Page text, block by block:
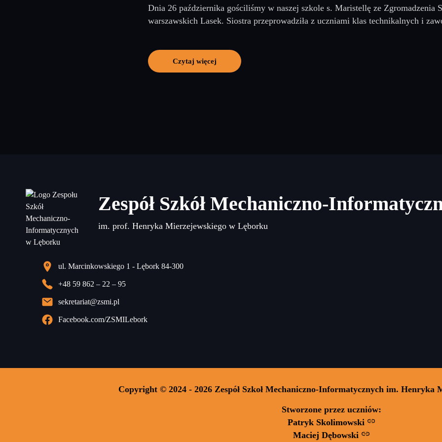
Dnia 26 października gościliśmy w naszej szkole s. Maristellę ze Zgromadzenia
warszawskich Lasek. Siostra przeprowadziła z uczniami klas technikalnych i
Czytaj więcej
Zespół Szkół Mechaniczno-
im. prof. Henryka Mierzejewskiego w Lęborku
ul. Marcinkowskiego 1 - Lębork 84-300
+48 59 862 – 22 – 95
sekretariat@zsmi.pl
Facebook.com/ZSMILebork
Copyright © 2024 - 2026 Zespół Szkoł Mechaniczno-Informatycznych im. Henryka
Stworzone przez uczniów:
Patryk Skolimowski
Maciej Dębowski